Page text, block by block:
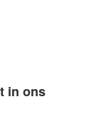
in ons